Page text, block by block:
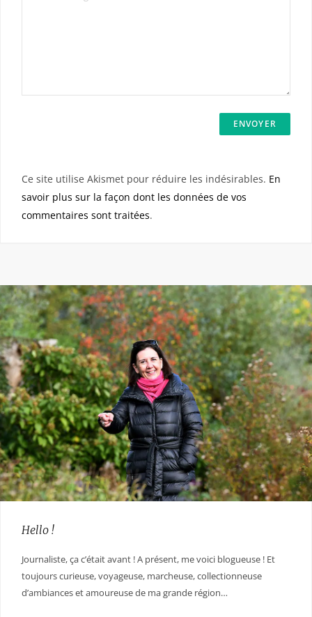
Ce site utilise Akismet pour réduire les indésirables. En
savoir plus sur la façon dont les données de vos
commentaires sont traitées.
Hello !
Journaliste, ça c’était avant ! A présent, me voici blogueuse ! Et
toujours curieuse, voyageuse, marcheuse, collectionneuse
d’ambiances et amoureuse de ma grande région…